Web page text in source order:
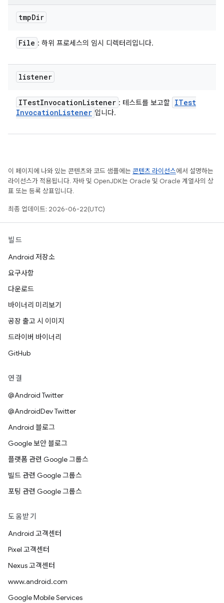
tmpDir
File : 하위 프로세스의 임시 디렉터리입니다.
listener
ITestInvocationListener : 테스트를 보고할 ITest
InvocationListener 입니다.
이 페이지에 나와 있는 콘텐츠와 코드 샘플에는 콘텐츠 라이선스에서 설명하는
라이선스가 적용됩니다. 자바 및 OpenJDK는 Oracle 및 Oracle 계열사의 상
표 또는 등록 상표입니다.
최종 업데이트: 2026-06-22(UTC)
빌드
Android 저장소
요구사항
다운로드
바이너리 미리보기
공장 출고 시 이미지
드라이버 바이너리
GitHub
연결
@Android Twitter
@AndroidDev Twitter
Android 블로그
Google 보안 블로그
플랫폼 관련 Google 그룹스
빌드 관련 Google 그룹스
포팅 관련 Google 그룹스
도움받기
Android 고객센터
Pixel 고객센터
Nexus 고객센터
www.android.com
Google Mobile Services